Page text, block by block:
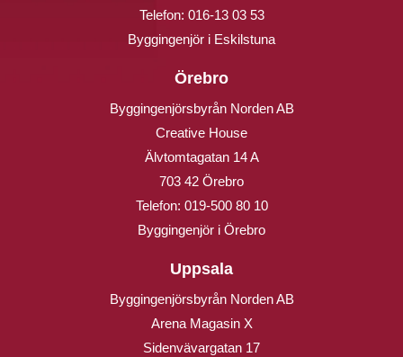
Telefon: 016-13 03 53
Byggingenjör i Eskilstuna
Örebro
Byggingenjörsbyrån Norden AB
Creative House
Älvtomtagatan 14 A
703 42 Örebro
Telefon: 019-500 80 10
Byggingenjör i Örebro
Uppsala
Byggingenjörsbyrån Norden AB
Arena Magasin X
Sidenvävargatan 17